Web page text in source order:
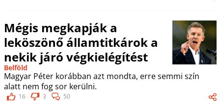
Mégis megkapják a
leköszönő államtitkárok a
nekik járó végkielégítést
Belföld
Magyar Péter korábban azt mondta, erre semmi szín
alatt nem fog sor kerülni.
16 3 50